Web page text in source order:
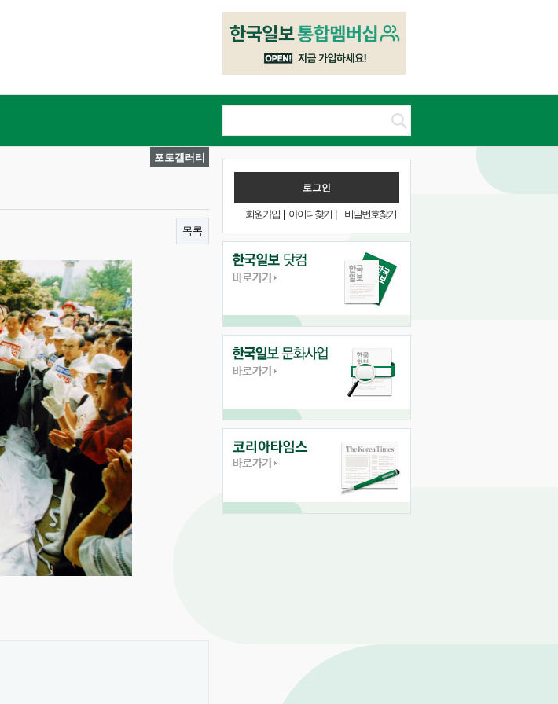
회원가입| 아이디찾기 비밀번호찾기
포토갤러리
목록